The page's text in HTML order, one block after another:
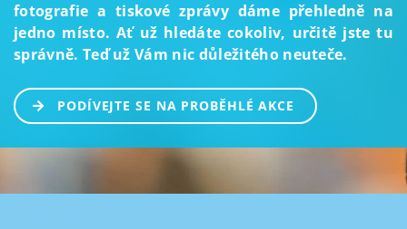
fotografie a tiskové zprávy dáme přehledně na
jedno místo. Ať už hledáte cokoliv, určitě jste tu
správně. Teď už Vám nic důležitého neuteče.
PODÍVEJTE SE NA PROBĚHLÉ AKCE